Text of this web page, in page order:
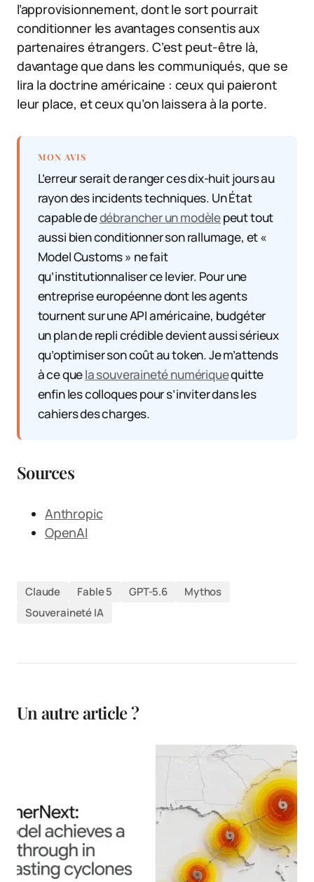
l’approvisionnement, dont le sort pourrait
conditionner les avantages consentis aux
partenaires étrangers. C’est peut-être là,
davantage que dans les communiqués, que se
lira la doctrine américaine : ceux qui paieront
leur place, et ceux qu’on laissera à la porte.
MON AVIS
L’erreur serait de ranger ces dix-huit jours au
rayon des incidents techniques. Un État
capable dedébrancher un modèlepeut tout
aussi bien conditionner son rallumage, et «
Model Customs » ne fait
qu’institutionnaliser ce levier. Pour une
entreprise européenne dont les agents
tournent sur une API américaine, budgéter
un plan de repli crédible devient aussi sérieux
qu’optimiser son coût au token. Je m’attends
à ce quela souveraineté numériquequitte
enfin les colloques pour s’inviter dans les
cahiers des charges.
Sources
Anthropic
OpenAI
Claude Fable 5 GPT-5.6
Mythos
Souveraineté IA
Un autre article ?